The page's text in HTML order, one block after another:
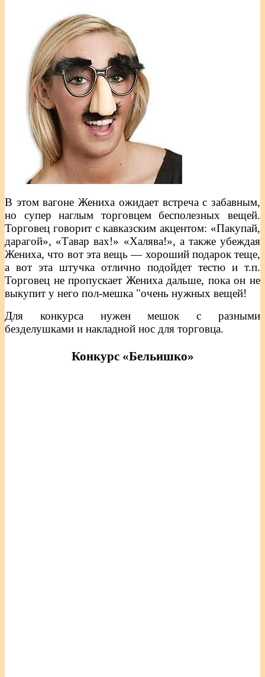
В этом вагоне Жениха ожидает встреча с забавным,
но супер наглым торговцем бесполезных вещей.
Торговец говорит с кавказским акцентом: «Пакупай,
дарагой», «Тавар вах!» «Халява!», а также убеждая
Жениха, что вот эта вещь — хороший подарок теще,
а вот эта штучка отлично подойдет тестю и т.п.
Торговец не пропускает Жениха дальше, пока он не
выкупит у него пол-мешка "очень нужных вещей!
Для конкурса нужен мешок с разными
безделушками и накладной нос для торговца.
Конкурс «Бельишко»